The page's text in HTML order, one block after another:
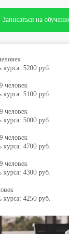
Записаться на
курса: 5200 руб.
человек
курса: 5100 руб.
человек
курса: 5000 руб.
человек
курса: 4700 руб.
человек
курса: 4300 руб.
курса: 4250 руб.